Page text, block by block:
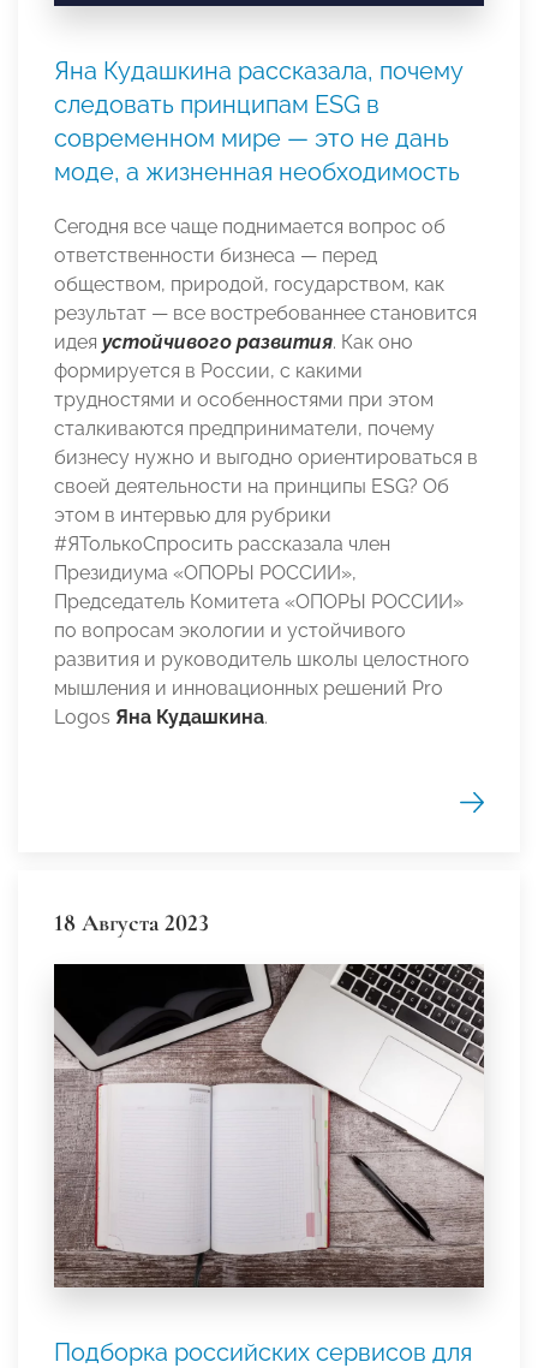
Яна Кудашкина рассказала, почему
следовать принципам ESG в
современном мире — это не дань
моде, а жизненная необходимость
Сегодня все чаще поднимается вопрос об
ответственности бизнеса — перед
обществом, природой, государством, как
результат — все востребованнее становится
идея устойчивого развития. Как оно
формируется в России, с какими
трудностями и особенностями при этом
сталкиваются предприниматели, почему
бизнесу нужно и выгодно ориентироваться в
своей деятельности на принципы ESG? Об
этом в интервью для рубрики
#ЯТолькоСпросить рассказала член
Президиума «ОПОРЫ РОССИИ»,
Председатель Комитета «ОПОРЫ РОССИИ»
по вопросам экологии и устойчивого
развития и руководитель школы целостного
мышления и инновационных решений Pro
Logos Яна Кудашкина.
18 Августа 2023
Подборка российских сервисов для